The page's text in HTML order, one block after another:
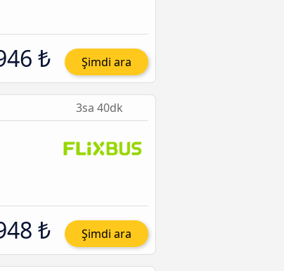
₺ Şimdi ara
3sa 40dk
₺ Şimdi ara